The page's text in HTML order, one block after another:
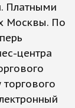
Платными
Москвы. По
центра